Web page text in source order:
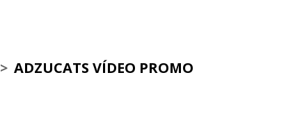
> ADZUCATS VÍDEO PROMO